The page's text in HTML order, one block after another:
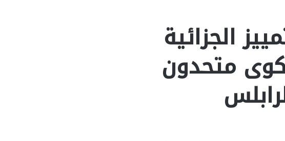
الجزائية
متحدون